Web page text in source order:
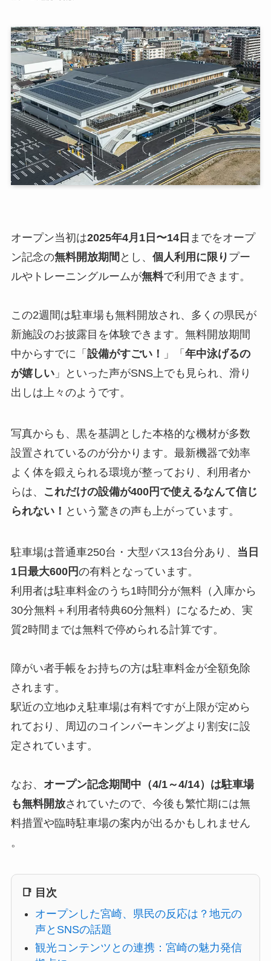
オープン当初は2025年4月1日〜14日 までをオープ
ン記念の無料開放期間 とし、 個人利用に限り プー
ルやトレーニングルームが無料で利用できます。
この2週間は駐車場も無料開放され、多くの県民が
新施設のお披露目を体験できます。無料開放期間
中からすでに「 設備がすごい！ 」「 年中泳げるの
が嬉しい」といった声がSNS上でも見られ、滑り
出しは上々のようです。
写真からも、黒を基調とした本格的な機材が多数
設置されているのが分かります。最新機器で効率
よく体を鍛えられる環境が整っており、利用者か
らは、
これだけの設備が400円で使えるなんて信じ
られない！ という驚きの声も上がっています。
駐車場は普通車250台・大型バス13台分あり、 当日
1日最大600円の有料となっています。
利用者は駐車料金のうち1時間分が無料（入庫から
30分無料＋利用者特典60分無料）になるため、実
質2時間までは無料で停められる計算です。
障がい者手帳をお持ちの方は駐車料金が全額免除
されます。
駅近の立地ゆえ駐車場は有料ですが上限が定めら
れており、周辺のコインパーキングより割安に設
定されています。
なお、 オープン記念期間中（4/1～4/14）は駐車場
も無料開放されていたので、今後も繁忙期には無
料措置や臨時駐車場の案内が出るかもしれません
。
📑 目次
オープンした宮崎、県民の反応は？地元の
声とSNSの話題
観光コンテンツとの連携：宮崎の魅力発信